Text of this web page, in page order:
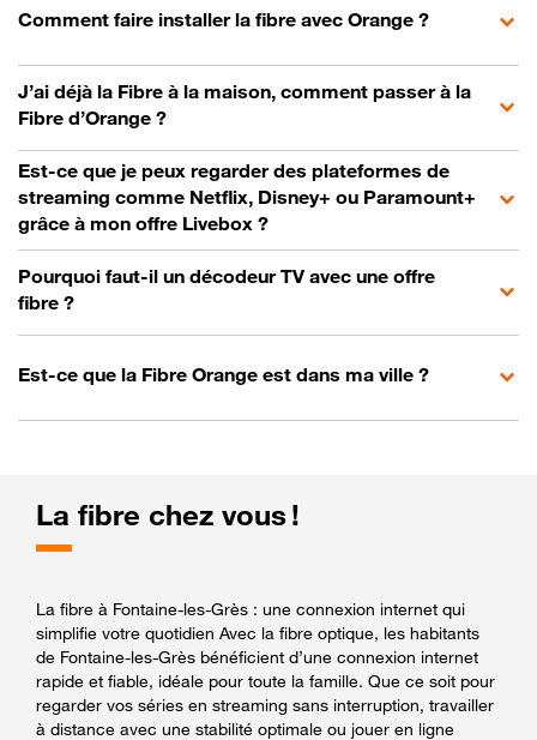
Comment faire installer la fibre avec Orange ?
J’ai déjà la Fibre à la maison, comment passer à la
Fibre d’Orange ?
Est-ce que je peux regarder des plateformes de
streaming comme Netflix, Disney+ ou Paramount+
grâce à mon offre Livebox ?
Pourquoi faut-il un décodeur TV avec une offre
fibre ?
Est-ce que la Fibre Orange est dans ma ville ?
La fibre chez vous !
La fibre à Fontaine-les-Grès : une connexion internet qui
simplifie votre quotidien Avec la fibre optique, les habitants
de Fontaine-les-Grès bénéficient d’une connexion internet
rapide et fiable, idéale pour toute la famille. Que ce soit pour
regarder vos séries en streaming sans interruption, travailler
à distance avec une stabilité optimale ou jouer en ligne